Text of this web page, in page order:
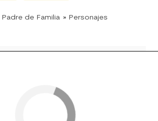
Padre de Familia » Personajes